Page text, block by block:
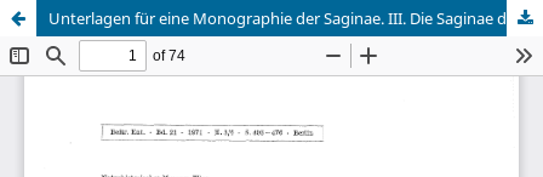
Unterlagen für eine Monographie der Saginae. III. Die Saginae der äthiopischen Region (Saltatoria: Tettigoniidae).